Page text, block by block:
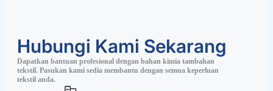
Hubungi Kami Sekarang
Dapatkan bantuan profesional dengan bahan kimia tambahan
tekstil. Pasukan kami sedia membantu dengan semua keperluan
tekstil anda.